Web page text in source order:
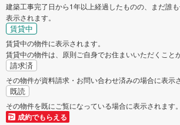
建築工事完了日から1年以上経過したものの、まだ誰
表示されます。
賃貸中
賃貸中の物件に表示されます。
賃貸中の物件は、原則ご自身でお住まいいただくこと
請求済
その物件が資料請求・お問い合わせ済みの場合に表示
既読
その物件を既にご覧になっている場合に表示されます。
成約でもらえる